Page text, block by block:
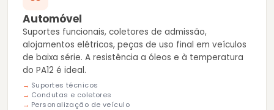
Automóvel
Suportes funcionais, coletores de admissão,
alojamentos elétricos, peças de uso final em veículos
de baixa série. A resistência a óleos e à temperatura
do PA12 é ideal.
Suportes técnicos
Condutas e coletores
Personalização de veículo